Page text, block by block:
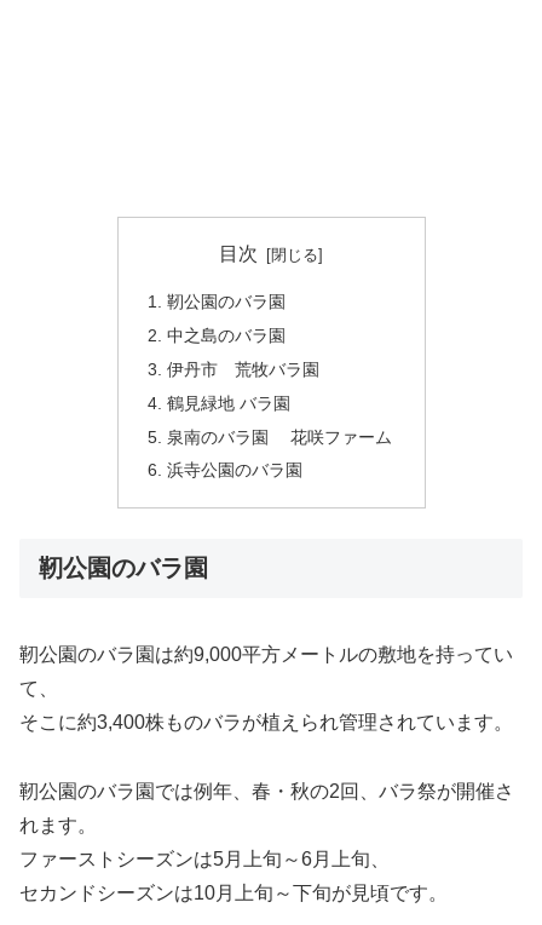
目次
靭公園のバラ園
中之島のバラ園
伊丹市 荒牧バラ園
鶴見緑地 バラ園
泉南のバラ園 花咲ファーム
浜寺公園のバラ園
靭公園のバラ園
靭公園のバラ園は約9,000平方メートルの敷地を持ってい
て、
そこに約3,400株ものバラが植えられ管理されています。
靭公園のバラ園では例年、春・秋の2回、バラ祭が開催さ
れます。
ファーストシーズンは5月上旬～6月上旬、
セカンドシーズンは10月上旬～下旬が見頃です。